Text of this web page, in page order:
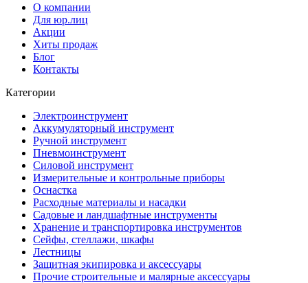
О компании
Для юр.лиц
Акции
Хиты продаж
Блог
Контакты
Категории
Электроинструмент
Аккумуляторный инструмент
Ручной инструмент
Пневмоинструмент
Силовой инструмент
Измерительные и контрольные приборы
Оснастка
Расходные материалы и насадки
Садовые и ландшафтные инструменты
Хранение и транспортировка инструментов
Сейфы, стеллажи, шкафы
Лестницы
Защитная экипировка и аксессуары
Прочие строительные и малярные аксессуары